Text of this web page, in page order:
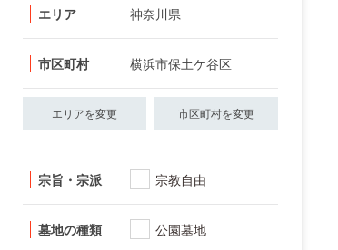
エリア 神奈川県
市区町村 横浜市保土ケ谷区
エリアを変更 市区町村を変更
宗旨・宗派 宗教自由
墓地の種類
公園墓地